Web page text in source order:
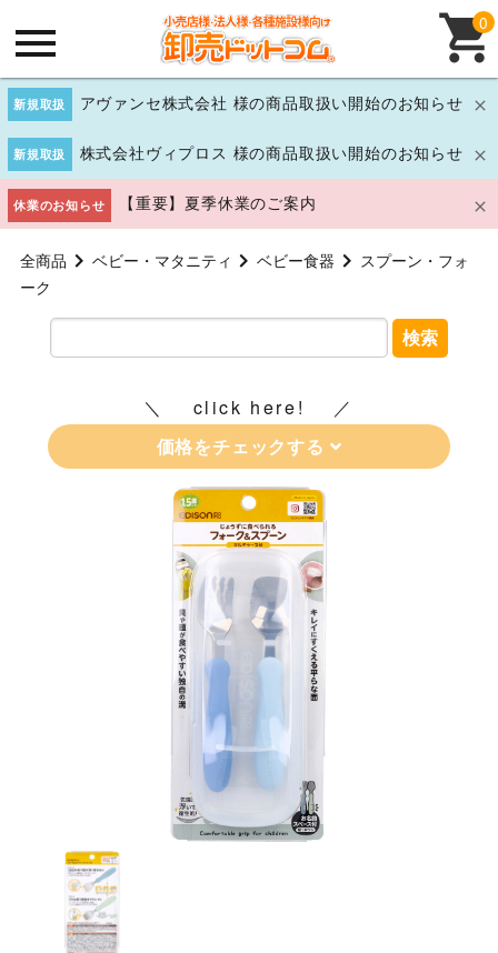
新規取扱 アヴァンセ株式会社 様の商品取扱い開始のお知らせ
新規取扱 株式会社ヴィプロス 様の商品取扱い開始のお知らせ
休業のお知らせ 【重要】夏季休業のご案内
0
全商品 ベビー・マタニティ ベビー食器
スプーン・フォ
ーク
検索
click here!
価格をチェックする